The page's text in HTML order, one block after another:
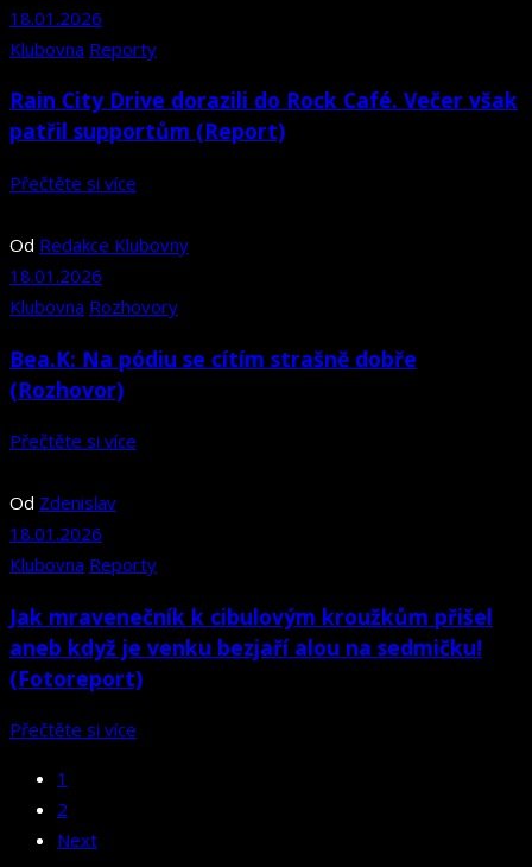
18.01.2026
Klubovna Reporty
Rain City Drive dorazili do Rock Café. Večer však
patřil supportům (Report)
Přečtěte si více
Od Redakce Klubovny
18.01.2026
Klubovna Rozhovory
Bea.K: Na pódiu se cítím strašně dobře
(Rozhovor)
Přečtěte si více
Od Zdenislav
18.01.2026
Klubovna Reporty
Jak mravenečník k cibulovým kroužkům přišel
aneb když je venku bezjaří alou na sedmičku!
(Fotoreport)
Přečtěte si více
1
2
Next